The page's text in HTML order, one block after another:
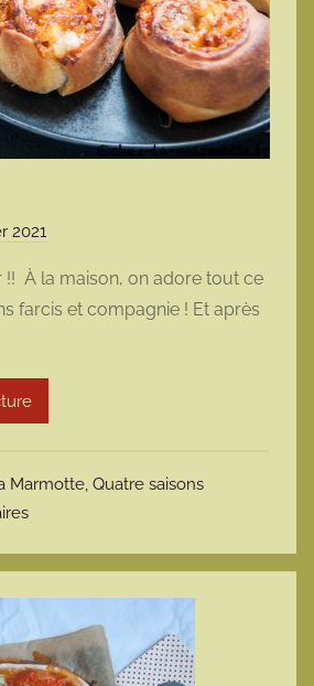
2021
r
m
r
t
!! À la maison, on adore tout ce
farcis et compagnie ! Et après
Marmotte, Quatre saisons